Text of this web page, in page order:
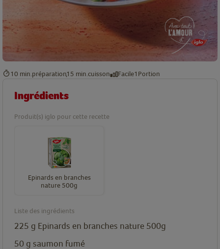
10 min. préparation15 min. cuisson Facile1 Portion
Ingrédients
Produit(s) iglo pour cette recette
Epinards en branches
nature 500g
Liste des ingrédients
225 g Epinards en branches nature 500g
50 g saumon fumé